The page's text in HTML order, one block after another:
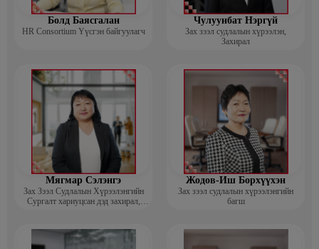
Болд Баясгалан
HR Consortium Үүсгэн байгуулагч
Чулуунбат Нэргүй
Зах зээл судлалын хүрээлэн,
Захирал
Мягмар Сэлэнгэ
Зах Зээл Судлалын Хүрээлэнгийн
Сургалт хариуцсан дэд захирал,
Жодов-Иш Борхүүхэн
Зах зээл судлалын хүрээлэнгийн
багш